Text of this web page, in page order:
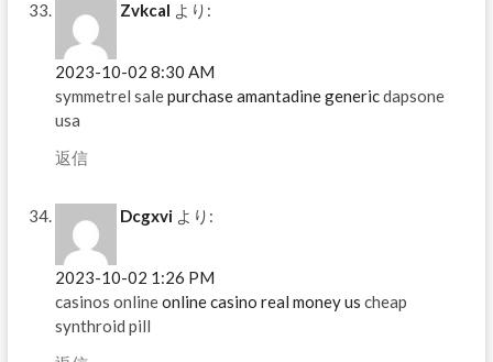
Zvkcal より:
2023-10-02 8:30 AM
symmetrel salepurchase amantadine genericdapsone
usa
返信
Dcgxvi より:
2023-10-02 1:26 PM
casinos onlineonline casino real money us cheap
synthroid pill